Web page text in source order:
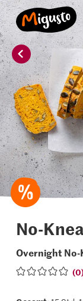
No-
Overnight